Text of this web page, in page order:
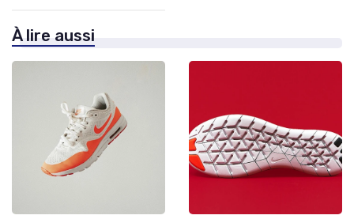
À lire aussi